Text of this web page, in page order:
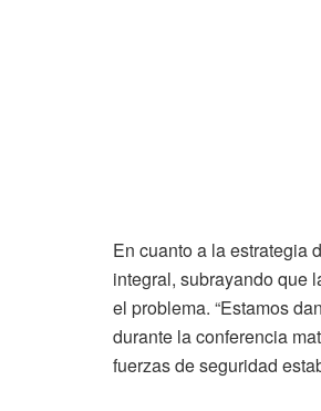
En cuanto a la estrategia
integral, subrayando que
el problema. “Estamos
durante la conferencia
fuerzas de seguridad